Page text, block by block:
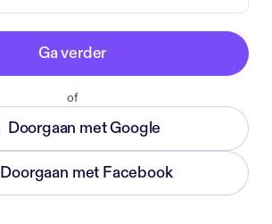
Ga verder
of
Doorgaan met Google
Doorgaan met Facebook